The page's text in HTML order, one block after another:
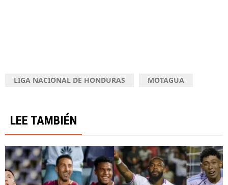
LIGA NACIONAL DE HONDURAS MOTAGUA
LEE TAMBIÉN